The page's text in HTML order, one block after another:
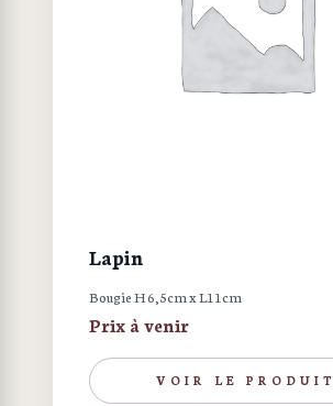
Lapin
Bougie H 6,5cm x L11cm
Prix à venir
VOIR LE PRODUIT